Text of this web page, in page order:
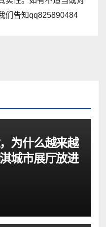
们告知qq825890484
为什么越来越
城市展厅放进